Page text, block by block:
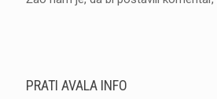
PRATI AVALA INFO